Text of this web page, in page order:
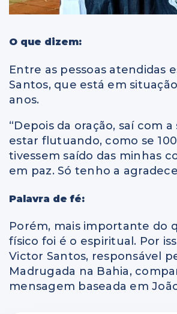
O que dizem:
Entre as pessoas atendidas
Santos, que está em
anos.
“Depois da oração, saí com a
estar flutuando, como se
tivessem saído das minhas
em paz. Só tenho a
Palavra de fé:
Porém, mais importante do
físico foi é o espiritual. Por
Victor Santos, responsável
Madrugada na Bahia,
mensagem baseada em João